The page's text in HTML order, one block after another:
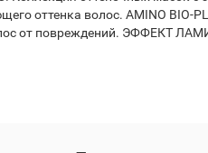
оттенка волос. AMINO
от повреждений. ЭФФЕКТ